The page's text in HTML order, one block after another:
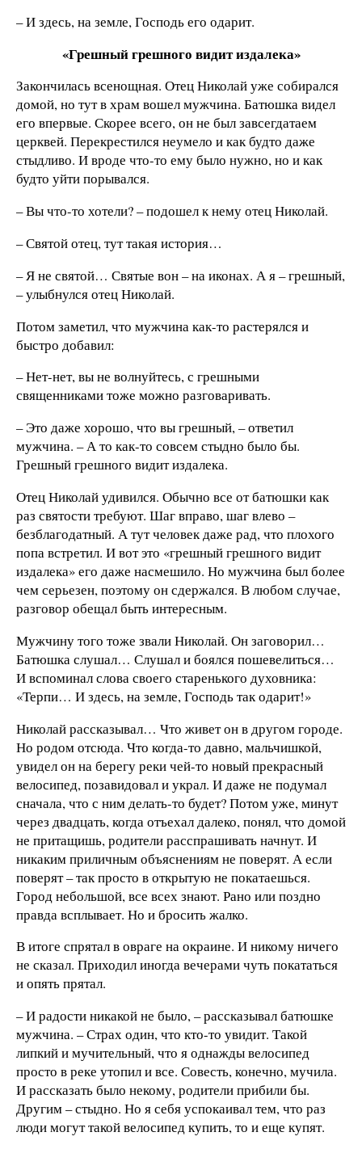
– И здесь, на земле, Господь его одарит.
«Грешный грешного видит издалека»
Закончилась всенощная. Отец Николай уже собирался
домой, но тут в храм вошел мужчина. Батюшка видел
его впервые. Скорее всего, он не был завсегдатаем
церквей. Перекрестился неумело и как будто даже
стыдливо. И вроде что-то ему было нужно, но и как
будто уйти порывался.
– Вы что-то хотели? – подошел к нему отец Николай.
– Святой отец, тут такая история…
– Я не святой… Святые вон – на иконах. А я – грешный,
– улыбнулся отец Николай.
Потом заметил, что мужчина как-то растерялся и
быстро добавил:
– Нет-нет, вы не волнуйтесь, с грешными
священниками тоже можно разговаривать.
– Это даже хорошо, что вы грешный, – ответил
мужчина. – А то как-то совсем стыдно было бы.
Грешный грешного видит издалека.
Отец Николай удивился. Обычно все от батюшки как
раз святости требуют. Шаг вправо, шаг влево –
безблагодатный. А тут человек даже рад, что плохого
попа встретил. И вот это «грешный грешного видит
издалека» его даже насмешило. Но мужчина был более
чем серьезен, поэтому он сдержался. В любом случае,
разговор обещал быть интересным.
Мужчину того тоже звали Николай. Он заговорил…
Батюшка слушал… Слушал и боялся пошевелиться…
И вспоминал слова своего старенького духовника:
«Терпи… И здесь, на земле, Господь так одарит!»
Николай рассказывал… Что живет он в другом городе.
Но родом отсюда. Что когда-то давно, мальчишкой,
увидел он на берегу реки чей-то новый прекрасный
велосипед, позавидовал и украл. И даже не подумал
сначала, что с ним делать-то будет? Потом уже, минут
через двадцать, когда отъехал далеко, понял, что домой
не притащишь, родители расспрашивать начнут. И
никаким приличным объяснениям не поверят. А если
поверят – так просто в открытую не покатаешься.
Город небольшой, все всех знают. Рано или поздно
правда всплывает. Но и бросить жалко.
В итоге спрятал в овраге на окраине. И никому ничего
не сказал. Приходил иногда вечерами чуть покататься
и опять прятал.
– И радости никакой не было, – рассказывал батюшке
мужчина. – Страх один, что кто-то увидит. Такой
липкий и мучительный, что я однажды велосипед
просто в реке утопил и все. Совесть, конечно, мучила.
И рассказать было некому, родители прибили бы.
Другим – стыдно. Но я себя успокаивал тем, что раз
люди могут такой велосипед купить, то и еще купят.